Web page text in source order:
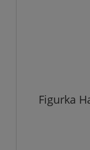
Figurka